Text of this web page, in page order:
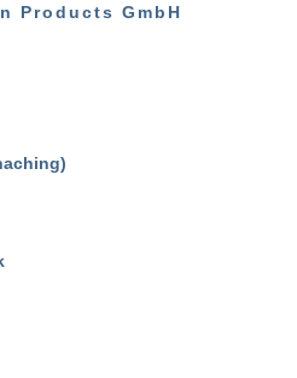
Products GmbH